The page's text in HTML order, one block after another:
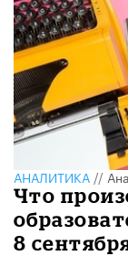
АНАЛИТИКА //
Что
8